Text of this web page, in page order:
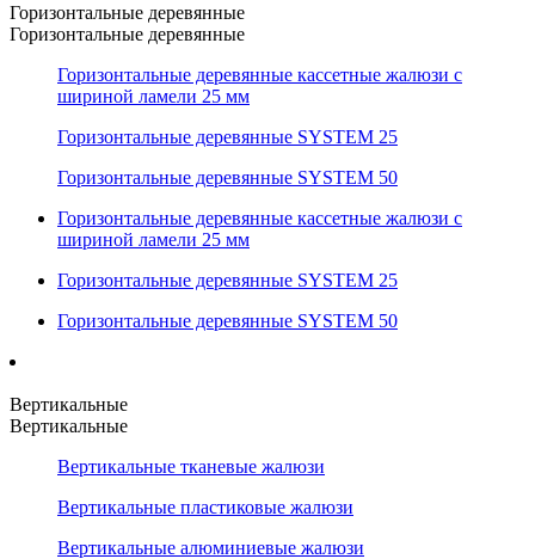
Горизонтальные деревянные
Горизонтальные деревянные
Горизонтальные деревянные кассетные жалюзи с
шириной ламели 25 мм
Горизонтальные деревянные SYSTEM 25
Горизонтальные деревянные SYSTEM 50
Горизонтальные деревянные кассетные жалюзи с
шириной ламели 25 мм
Горизонтальные деревянные SYSTEM 25
Горизонтальные деревянные SYSTEM 50
Вертикальные
Вертикальные
Вертикальные тканевые жалюзи
Вертикальные пластиковые жалюзи
Вертикальные алюминиевые жалюзи